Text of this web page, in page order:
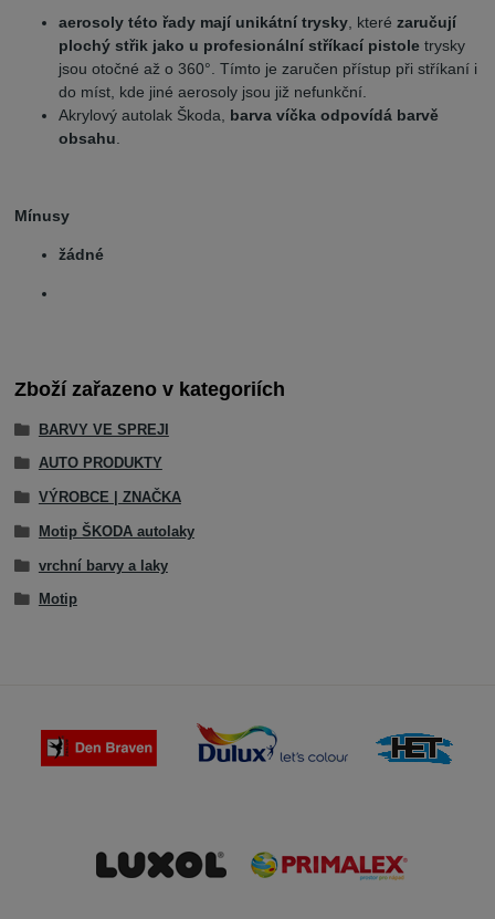
aerosoly této řady mají unikátní trysky , kterézaručují
plochý střik jako u profesionální stříkací pistole trysky
jsou otočné až o 360°. Tímto je zaručen přístup při stříkaní i
do míst, kde jiné aerosoly jsou již nefunkční.
Akrylový autolak Škoda, barva víčka odpovídá barvě
obsahu
Mínusy
žádné
Zboží zařazeno v kategoriích
BARVY VE SPREJI
AUTO PRODUKTY
VÝROBCE | ZNAČKA
Motip ŠKODA autolaky
vrchní barvy a laky
Motip